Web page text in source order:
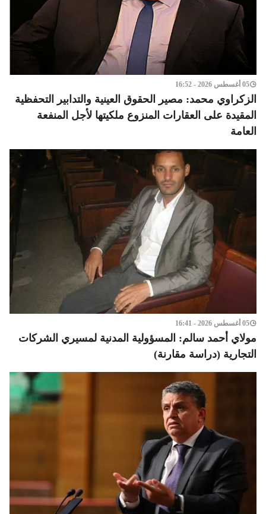
05 أغسطس 2026 - 16:52
الزكراوي محمد: مصير الحقوق العينية والتدابير التحفظية
المقيدة على العقارات المنزوع ملكيتها لأجل المنفعة
العامة
05 أغسطس 2026 - 16:41
مولاي أحمد سالم: المسؤولية المدنية لمسيري الشركات
التجارية (دراسة مقارنة)